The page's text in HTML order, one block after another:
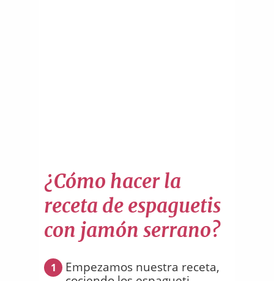
¿Cómo hacer la
receta de espaguetis
con jamón serrano?
1
Empezamos nuestra receta,